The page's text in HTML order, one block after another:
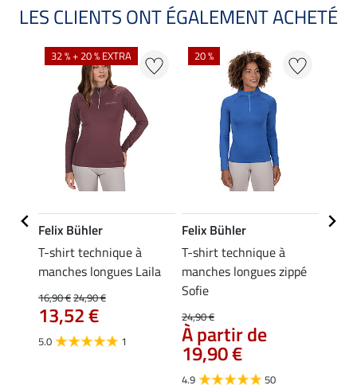
LES CLIENTS ONT ÉGALEMENT ACHETÉ
32 % + 20 % EXTRA
Felix Bühler
T-shirt technique à
manches longues Laila
16,90 €24,90 €
13,52 €
5.0 1
20 %
Felix Bühler
T-shirt technique à
manches longues zippé
Sofie
24,90 €
À partir de
19,90 €
4.9 50
Felix